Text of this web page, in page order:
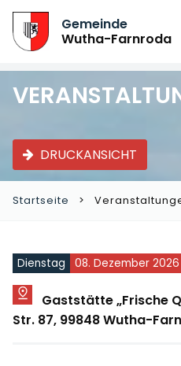
Gemeinde
Wutha-Farnroda
DRUCKANSICHT
Startseite
Dienstag 08. Dezember 2026
Gaststätte „Frische
Str. 87, 99848 Wutha-